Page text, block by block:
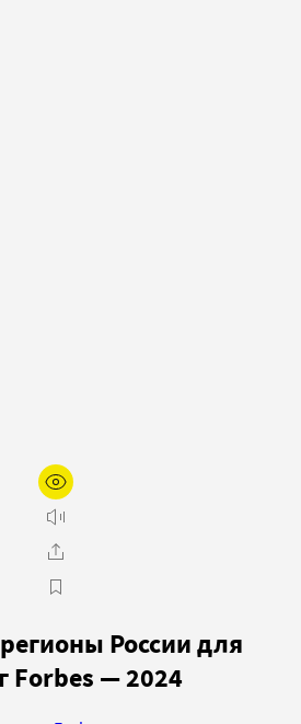
России для
Forbes — 2024